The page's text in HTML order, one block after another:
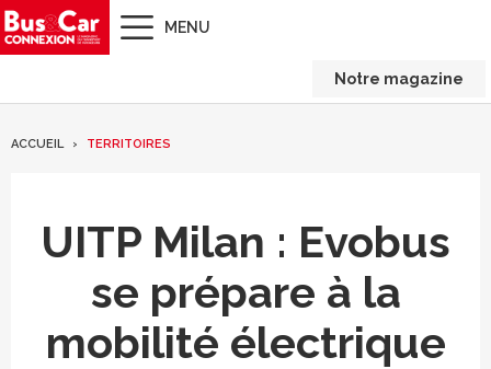
MENU
Notre magazine
ACCUEIL TERRITOIRES
UITP Milan : Evobus
se prépare à la
mobilité électrique